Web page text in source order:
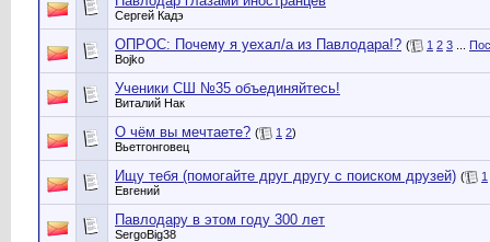
Сергей Кадэ
ОПРОС: Почему я уехал/а из Павлодара!? ( 1 2 3
Bojko
Ученики СШ №35 объединяйтесь!
Виталий Нак
О чём вы мечтаете? ( 1 2)
Вьетгонговец
Ищу тебя (помогайте друг другу с поиском друзей) (
1
Евгений
Павлодару в этом году 300 лет
SergoBig38